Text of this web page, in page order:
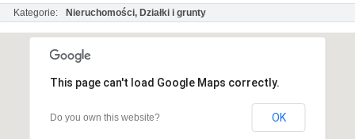
Kategorie:
Nieruchomości, Działki i grunty
This page can't load Google Maps correctly.
Do you own this website? OK